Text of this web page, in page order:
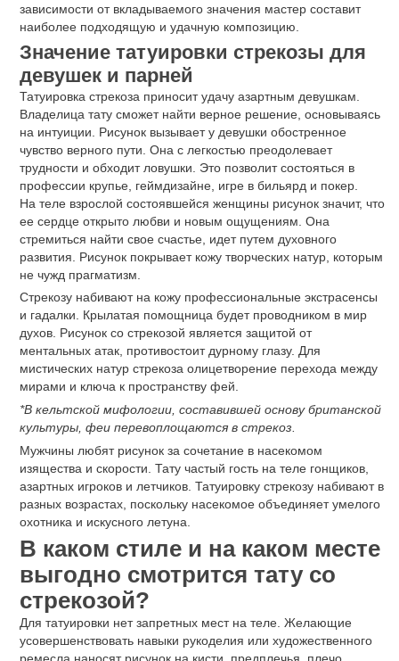
зависимости от вкладываемого значения мастер составит
наиболее подходящую и удачную композицию.
Значение татуировки стрекозы для
девушек и парней
Татуировка стрекоза приносит удачу азартным девушкам.
Владелица тату сможет найти верное решение, основываясь
на интуиции. Рисунок вызывает у девушки обостренное
чувство верного пути. Она с легкостью преодолевает
трудности и обходит ловушки. Это позволит состояться в
профессии крупье, геймдизайне, игре в бильярд и покер.
На теле взрослой состоявшейся женщины рисунок значит, что
ее сердце открыто любви и новым ощущениям. Она
стремиться найти свое счастье, идет путем духовного
развития. Рисунок покрывает кожу творческих натур, которым
не чужд прагматизм.
Стрекозу набивают на кожу профессиональные экстрасенсы
и гадалки. Крылатая помощница будет проводником в мир
духов. Рисунок со стрекозой является защитой от
ментальных атак, противостоит дурному глазу. Для
мистических натур стрекоза олицетворение перехода между
мирами и ключа к пространству фей.
*В кельтской мифологии, составившей основу британской
культуры, феи перевоплощаются в стрекоз.
Мужчины любят рисунок за сочетание в насекомом
изящества и скорости. Тату частый гость на теле гонщиков,
азартных игроков и летчиков. Татуировку стрекозу набивают в
разных возрастах, поскольку насекомое объединяет умелого
охотника и искусного летуна.
В каком стиле и на каком месте
выгодно смотрится тату со
стрекозой?
Для татуировки нет запретных мест на теле. Желающие
усовершенствовать навыки рукоделия или художественного
ремесла наносят рисунок на кисти, предплечья, плечо,